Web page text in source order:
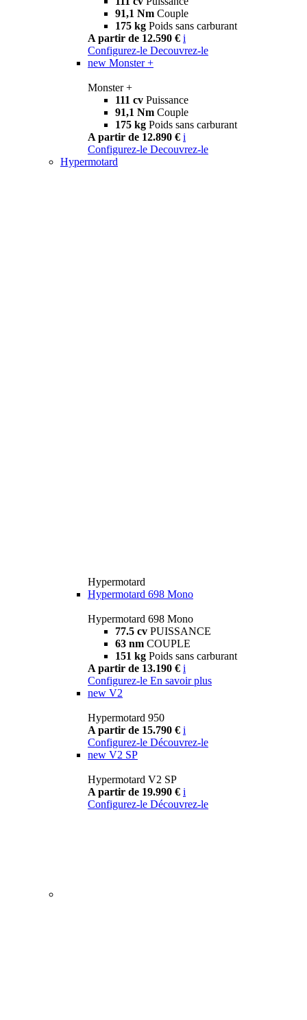
91,1 Nm Couple
175 kg Poids sans carburant
A partir de 12.590 € i
Configurez-le Decouvrez-le
new Monster +
Monster +
111 cv Puissance
91,1 Nm Couple
175 kg Poids sans carburant
A partir de 12.890 € i
Configurez-le Decouvrez-le
Hypermotard
Hypermotard
Hypermotard 698 Mono
Hypermotard 698 Mono
77.5 cv PUISSANCE
63 nm COUPLE
151 kg Poids sans carburant
A partir de 13.190 € i
Configurez-le En savoir plus
new V2
Hypermotard 950
A partir de 15.790 € i
Configurez-le Découvrez-le
new V2 SP
Hypermotard V2 SP
A partir de 19.990 € i
Configurez-le Découvrez-le